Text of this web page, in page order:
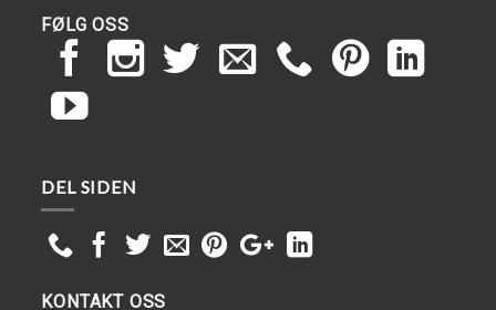
FØLG OSS
DEL SIDEN
KONTAKT OSS